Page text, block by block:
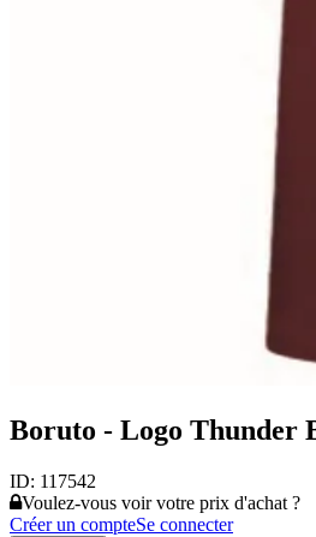
Boruto - Logo Thunder
ID: 117542
Voulez-vous voir votre prix d'achat ?
Créer un compteSe connecter